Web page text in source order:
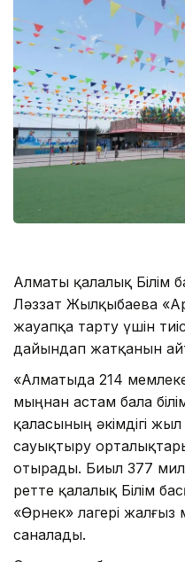
Алматы қалалық Білім
Ләззат Жылқыбаева
жауапқа тарту үшін
дайындап жатқанын
«Алматыда 214
мыңнан астам бала
қаласының әкімдігі
сауықтыру
отырады. Биыл 377
ретте қалалық Білім
«Өрнек» лагері жалғыз
саналады.